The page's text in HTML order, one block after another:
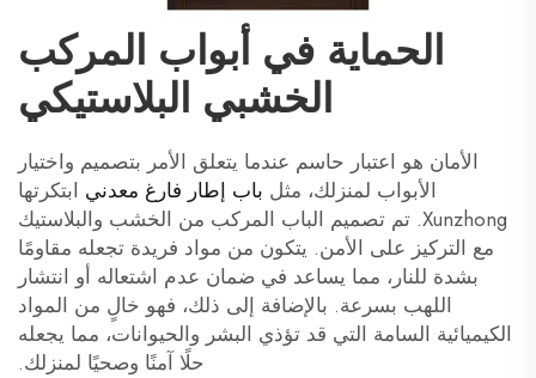
الحماية في أبواب المركب
الخشبي البلاستيكي
الأمان هو اعتبار حاسم عندما يتعلق الأمر بتصميم واختيار
الأبواب لمنزلك، مثل باب إطار فارغ معدني ابتكرتها
Xunzhong. تم تصميم الباب المركب من الخشب والبلاستيك
مع التركيز على الأمن. يتكون من مواد فريدة تجعله مقاومًا
بشدة للنار، مما يساعد في ضمان عدم اشتعاله أو انتشار
اللهب بسرعة. بالإضافة إلى ذلك، فهو خالٍ من المواد
الكيميائية السامة التي قد تؤذي البشر والحيوانات، مما يجعله
حلًا آمنًا وصحيًا لمنزلك.